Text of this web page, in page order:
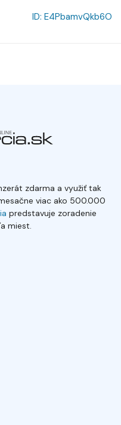
ID: E4PbamvQkb6O
zdarma a využiť tak
viac ako 500.000
predstavuje zoradenie
miest.